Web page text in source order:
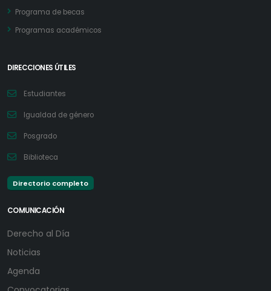
Programa de becas
Programas académicos
DIRECCIONES ÚTILES
Estudiantes
Igualdad de género
Posgrado
Biblioteca
Directorio completo
COMUNICACIÓN
Derecho al Día
Noticias
Agenda